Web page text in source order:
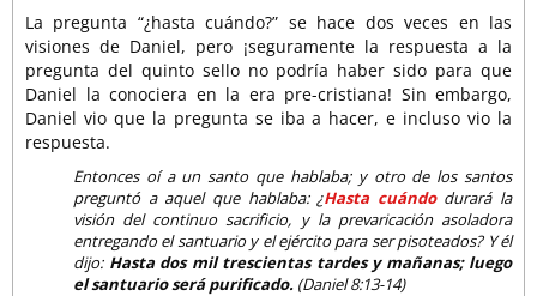
La pregunta “¿hasta cuándo?” se hace dos veces en las
visiones de Daniel, pero ¡seguramente la respuesta a la
pregunta del quinto sello no podría haber sido para que
Daniel la conociera en la era pre-cristiana! Sin embargo,
Daniel vio que la pregunta se iba a hacer, e incluso vio la
respuesta.
Entonces oí a un santo que hablaba; y otro de los santos
preguntó a aquel que hablaba: ¿Hasta cuándodurará la
visión del continuo sacrificio, y la prevaricación asoladora
entregando el santuario y el ejército para ser pisoteados? Y él
dijo: Hasta dos mil trescientas tardes y mañanas; luego
el santuario será purificado. (Daniel 8:13-14)